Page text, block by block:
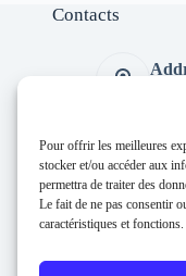
Pour offrir les meilleures
stocker et/ou accéder aux
permettra de traiter des
Le fait de ne pas consentir
caractéristiques et fonctions.
Contacts
04
E-